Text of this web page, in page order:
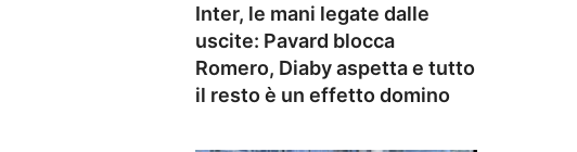
Inter, le mani legate dalle
uscite: Pavard blocca
Romero, Diaby aspetta e tutto
il resto è un effetto domino